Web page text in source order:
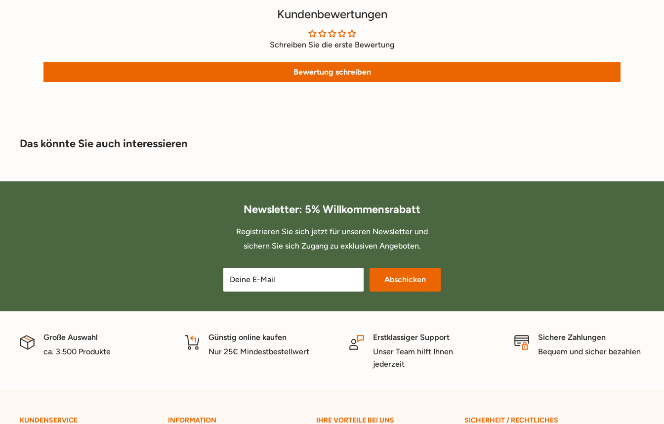
Kundenbewertungen
Schreiben Sie die erste Bewertung
Bewertung schreiben
Das könnte Sie auch interessieren
Newsletter: 5% Willkommensrabatt
Registrieren Sie sich jetzt für unseren Newsletter und
sichern Sie sich Zugang zu exklusiven Angeboten.
Deine E-Mail Abschicken
Große Auswahl
ca. 3.500 Produkte
Günstig online kaufen
Nur 25€ Mindestbestellwert
Erstklassiger Support
Unser Team hilft Ihnen
jederzeit
Sichere Zahlungen
Bequem und sicher bezahlen
KUNDENSERVICE INFORMATION IHRE VORTEILE BEI UNS SICHERHEIT / RECHTLICHES